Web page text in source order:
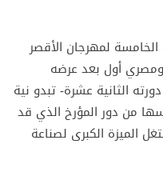
لمهرجان الأقصر
أول بعد عرضه
الثانية عشرة- تبدو نية
من دور المؤرخ الذي قد
الميزة الكبرى لصناعة